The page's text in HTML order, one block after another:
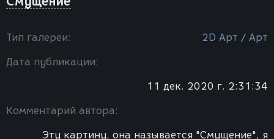
Тип галереи: 2D Арт / Арт
Дата публикации:
11 дек. 2020 г. 2:31:34
Комментарий автора:
Эту картину, она называется "Смущение", я